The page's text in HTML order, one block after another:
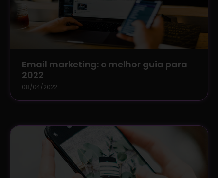
Email marketing: o melhor guia para
2022
08/04/2022